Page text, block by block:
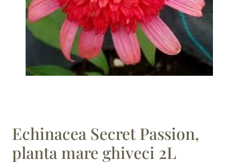
Echinacea Secret Passion,
planta mare ghiveci 2L